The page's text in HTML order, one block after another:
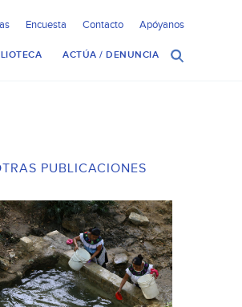
Encuesta Contacto Apóyanos
ACTÚA / DENUNCIA
PUBLICACIONES